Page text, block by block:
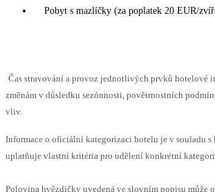
Pobyt s mazlíčky (za poplatek 20 EUR/
Čas stravování a provoz jednotlivých prvků hotelové
změnám v důsledku sezónnosti, povětrnostních
vliv.
Informace o oficiální kategorizaci hotelu je v souladu
uplatňuje vlastní kritéria pro udělení konkrétní
Polovina hvězdičky uvedená ve slovním popisu může